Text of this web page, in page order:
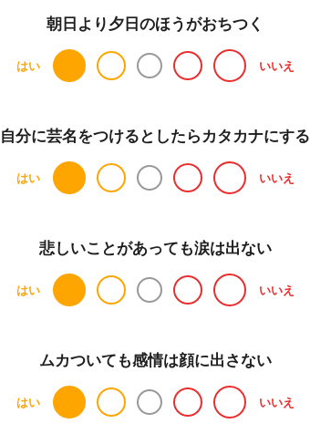
朝日より夕日のほうがおちつく
はい いいえ
自分に芸名をつけるとしたらカタカナにする
はい いいえ
悲しいことがあっても涙は出ない
はい いいえ
ムカついても感情は顔に出さない
はい いいえ